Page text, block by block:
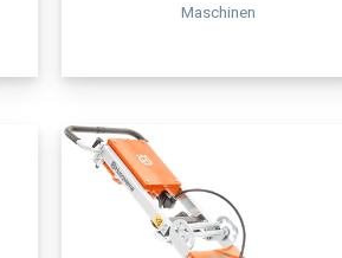
Maschinen